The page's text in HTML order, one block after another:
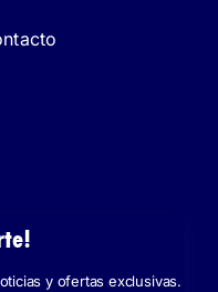
y ofertas exclusivas.